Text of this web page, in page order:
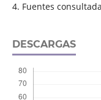
4. Fuentes
DESCARGAS